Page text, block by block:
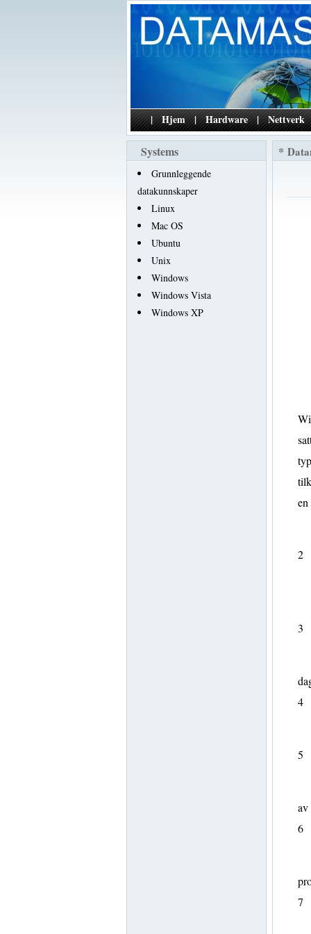
| Hjem | Hardware | Nettverk
Systems
Grunnleggende
datakunnskaper
Linux
Mac OS
Ubuntu
Unix
Windows
Windows Vista
Windows XP
*
en
2
3
4
5
av
6
7